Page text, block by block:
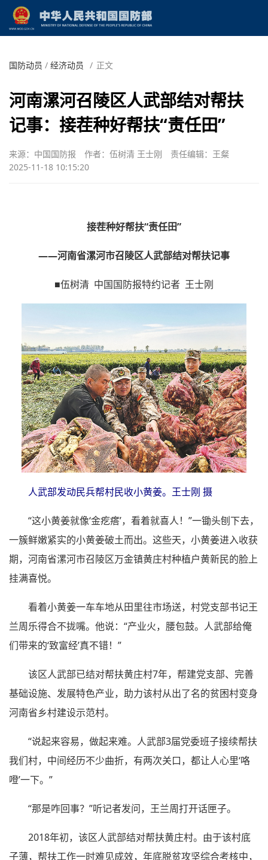
国防动员 / 经济动员 / 正文
河南漯河召陵区人武部结对帮扶
记事：接茬种好帮扶“责任田”
来源：中国国防报 作者：伍树清 王士刚
责任编辑：王粲
2025-11-18 10:15:20
接茬种好帮扶“责任田”
——河南省漯河市召陵区人武部结对帮扶记事
■伍树清 中国国防报特约记者 王士刚
人武部发动民兵帮村民收小黄姜。王士刚 摄
“这小黄姜就像‘金疙瘩’，看着就喜人！”一锄头刨下去，
一簇鲜嫩紧实的小黄姜破土而出。这些天，小黄姜进入收获
期，河南省漯河市召陵区万金镇黄庄村种植户黄新民的脸上
挂满喜悦。
看着小黄姜一车车地从田里往市场送，村党支部书记王
兰周乐得合不拢嘴。他说：“产业火，腰包鼓。人武部给俺
们带来的‘致富经’真不错！”
该区人武部已结对帮扶黄庄村7年，帮建党支部、完善
基础设施、发展特色产业，助力该村从出了名的贫困村变身
河南省乡村建设示范村。
“说起来容易，做起来难。人武部3届党委班子接续帮扶
我们村，中间经历不少曲折，有两次关口，都让人心里‘咯
噔’一下。”
“那是咋回事？”听记者发问，王兰周打开话匣子。
2018年初，该区人武部结对帮扶黄庄村。由于该村底
子薄，帮扶工作一时难见成效，年底脱贫攻坚综合考核中，